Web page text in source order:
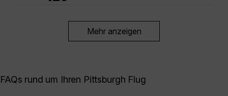
Mehr anzeigen
FAQs rund um Ihren Pittsburgh Flug